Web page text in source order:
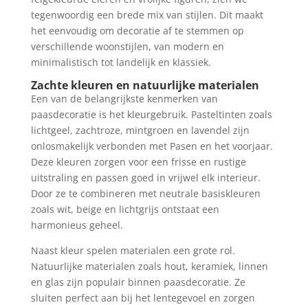
tegenwoordig een brede mix van stijlen. Dit maakt
het eenvoudig om decoratie af te stemmen op
verschillende woonstijlen, van modern en
minimalistisch tot landelijk en klassiek.
Zachte kleuren en natuurlijke materialen
Een van de belangrijkste kenmerken van
paasdecoratie is het kleurgebruik. Pasteltinten zoals
lichtgeel, zachtroze, mintgroen en lavendel zijn
onlosmakelijk verbonden met Pasen en het voorjaar.
Deze kleuren zorgen voor een frisse en rustige
uitstraling en passen goed in vrijwel elk interieur.
Door ze te combineren met neutrale basiskleuren
zoals wit, beige en lichtgrijs ontstaat een
harmonieus geheel.
Naast kleur spelen materialen een grote rol.
Natuurlijke materialen zoals hout, keramiek, linnen
en glas zijn populair binnen paasdecoratie. Ze
sluiten perfect aan bij het lentegevoel en zorgen